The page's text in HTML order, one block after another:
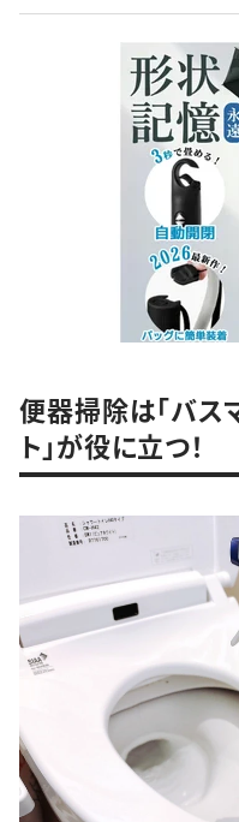
便器掃除は「バス
ト」が役に立つ！